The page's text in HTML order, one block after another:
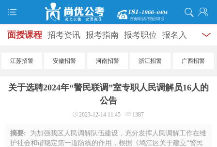
面授课程 招考资讯 报考指南 报考职位 报名入
口 打准考证 成绩查询 面试公告 录用公示 辅导
学员风采 名师团队
江苏招警 安徽招警 河南招警 浙江招警 广西招警
关于选聘2024年“警民联调”室专职人民调解员16人的
公告
2023-12-14 11:45 1387
摘要: 为加强我区人民调解队伍建设，充分发挥人民调解工作在维
护社会和谐稳定第一道防线的作用，根据《鸠江区关于建立“警民